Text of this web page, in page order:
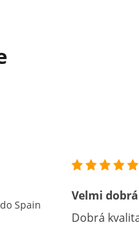
Spain
Velmi
Dobrá